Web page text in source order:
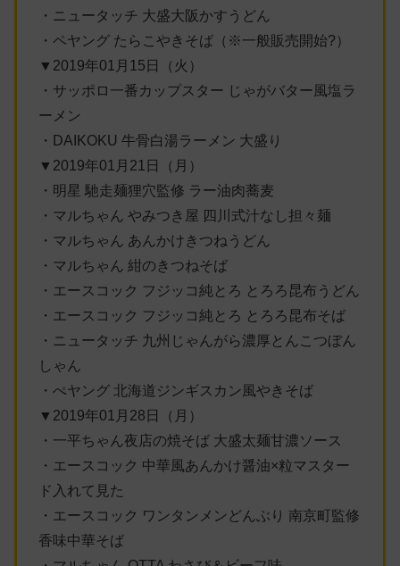
・ニュータッチ 大盛大阪かすうどん
・ペヤング たらこやきそば（※一般販売開始?）
▼2019年01月15日（火）
・サッポロ一番カップスター じゃがバター風塩ラ
ーメン
・DAIKOKU 牛骨白湯ラーメン 大盛り
▼2019年01月21日（月）
・明星 馳走麺狸穴監修 ラー油肉蕎麦
・マルちゃん やみつき屋 四川式汁なし担々麺
・マルちゃん あんかけきつねうどん
・マルちゃん 紺のきつねそば
・エースコック フジッコ純とろ とろろ昆布うどん
・エースコック フジッコ純とろ とろろ昆布そば
・ニュータッチ 九州じゃんがら濃厚とんこつぼん
しゃん
・ぺヤング 北海道ジンギスカン風やきそば
▼2019年01月28日（月）
・一平ちゃん夜店の焼そば 大盛太麺甘濃ソース
・エースコック 中華風あんかけ醤油×粒マスター
ド入れて見た
・エースコック ワンタンメンどんぶり 南京町監修
香味中華そば